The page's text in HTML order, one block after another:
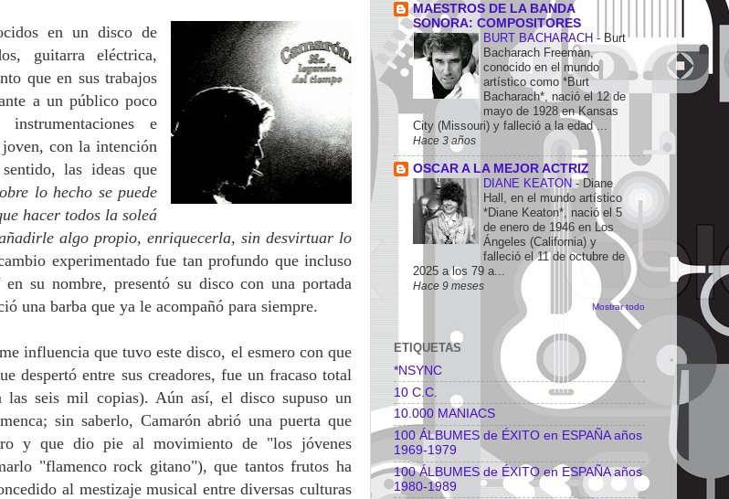
en un disco de
guitarra eléctrica,
que en sus trabajos
a un público poco
e
con la intención
las ideas que
lo hecho se puede
hacer todos la soleá
algo propio, enriquecerla, sin desvirtuar lo
experimentado fue tan profundo que incluso
su nombre, presentó su disco con una portada
una barba que ya le acompañó para siempre.
influencia que tuvo este disco, el esmero con que
despertó entre sus creadores, fue un fracaso total
las seis mil copias). Aún así, el disco supuso un
sin saberlo, Camarón abrió una puerta que
y que dio pie al movimiento de "los jóvenes
"flamenco rock gitano"), que tantos frutos ha
al mestizaje musical entre diversas culturas
MAESTROS DE LA BANDA
SONORA: COMPOSITORES
BURT BACHARACH - Burt
Bacharach Freeman,
conocido en el mundo
artístico como *Burt
Bacharach*, nació el 12 de
mayo de 1928 en Kansas
City (Missouri) y falleció a la edad ...
Hace 3 años
OSCAR A LA MEJOR ACTRIZ
DIANE KEATON-Diane
Hall, en el mundo artístico
*Diane Keaton*, nació el 5
de enero de 1946 en Los
Ángeles (California) y
falleció el 11 de octubre de
2025 a los 79 a...
Hace 9 meses
Mostrar todo
ETIQUETAS
*NSYNC
10 C.C.
10.000 MANIACS
100 ÁLBUMES de ÉXITO en ESPAÑA años
1969-1979
100 ÁLBUMES de ÉXITO en ESPAÑA años
1980-1989